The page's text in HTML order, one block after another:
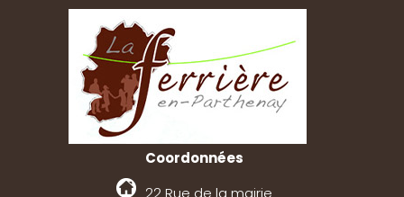
Coordonnées
22 Rue de la mairie